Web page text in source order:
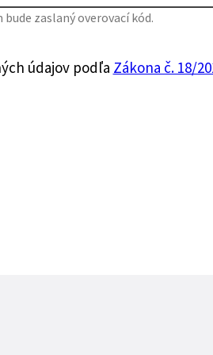
zaslaný overovací kód.
údajov podľa Zákona č. 18/